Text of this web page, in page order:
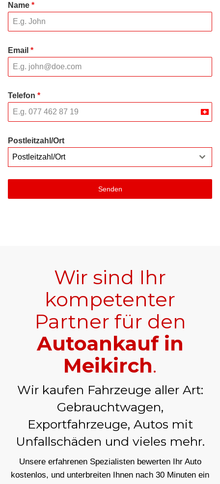
Name *
Email *
Telefon *
Postleitzahl/Ort
Postleitzahl/Ort
Senden
Wir sind Ihr
kompetenter
Partner für den
Autoankauf in
Meikirch.
Wir kaufen Fahrzeuge aller Art:
Gebrauchtwagen,
Exportfahrzeuge, Autos mit
Unfallschäden und vieles mehr.
Unsere erfahrenen Spezialisten bewerten Ihr Auto
kostenlos, und unterbreiten Ihnen nach 30 Minuten ein